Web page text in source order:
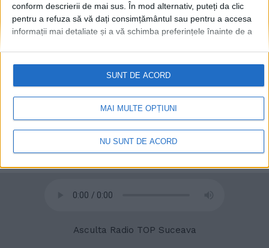
conform descrierii de mai sus. În mod alternativ, puteți da clic
pentru a refuza să vă dați consimțământul sau pentru a accesa
informații mai detaliate și a vă schimba preferințele înainte de a
retrageți consimțământul în orice moment, revenind la acest site
și făcând clic pe butonul "Confidențialitate" din partea de jos a
paginii web.
MAI MULTE OPȚIUNI
NU SUNT DE ACORD
SUNT DE ACORD
© 2020Radio TOP Suceava 104 FM
Asculta Radio TOP Suceava